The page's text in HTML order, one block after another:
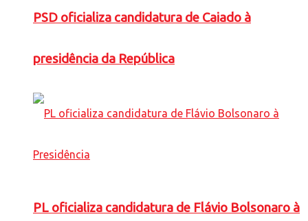
PSD oficializa candidatura de Caiado à
presidência da República
PL oficializa candidatura de Flávio Bolsonaro à